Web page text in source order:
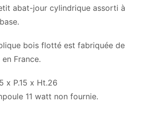
abat-jour cylindrique assorti à
bois flotté est fabriquée de
France.
x P.15 x Ht.26
11 watt non fournie.